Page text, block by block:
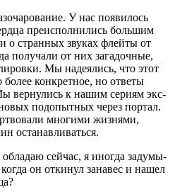
У нас появи­лось
пре­ис­пол­ни­лись боль­шим
стран­ных зву­ках флей­ты от
полу­ча­ли от них зага­доч­ные,
Мы наде­я­лись, что этот
кон­крет­ное, но отве­ты
вер­ну­лись к нашим сери­ям экс­
под­опыт­ных через пор­тал.
мно­ги­ми жиз­ня­ми,
останавливаться.
сей­час, я ино­гда заду­мы­
он отки­нул зана­вес и нашел